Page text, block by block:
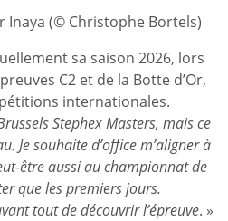
Inaya (© Christophe Bortels)
sa saison 2026, lors
C2 et de la Botte d’Or,
internationales.
Stephex Masters, mais ce
Je souhaite d’office m’aligner à
être aussi au championnat de
que les premiers jours.
tout de découvrir l’épreuve. »